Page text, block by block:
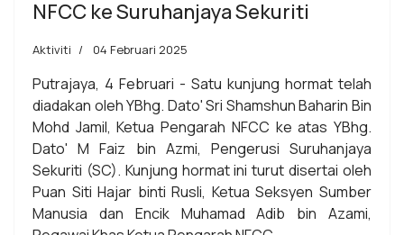
NFCC ke Suruhanjaya Sekuriti
Aktiviti 04 Februari 2025
Putrajaya, 4 Februari - Satu kunjung hormat telah
diadakan oleh YBhg. Dato' Sri Shamshun Baharin Bin
Mohd Jamil, Ketua Pengarah NFCC ke atas YBhg.
Dato' M Faiz bin Azmi, Pengerusi Suruhanjaya
Sekuriti (SC). Kunjung hormat ini turut disertai oleh
Puan Siti Hajar binti Rusli, Ketua Seksyen Sumber
Manusia dan Encik Muhamad Adib bin Azami,